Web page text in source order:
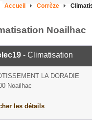
Accueil Corrèze
Noailhac
- Climatisation
LA DORADIE
Noailhac
les détails